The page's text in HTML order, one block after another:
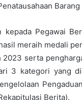
kepada Pegawai
meraih medali
serta
3 kategori yang
Berita).